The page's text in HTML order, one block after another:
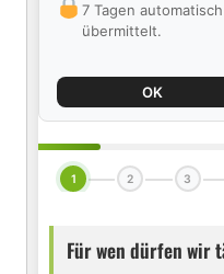
7 Tagen
übermittelt.
OK
1 2 3
Für wen dürfen wir